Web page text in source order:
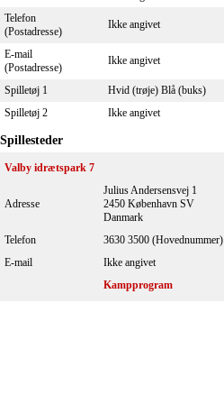
Telefon
(Postadresse)
Ikke angivet
E-mail
(Postadresse)
Ikke angivet
Spilletøj 1
Hvid (trøje) Blå (buks)
Spilletøj 2
Ikke angivet
Spillesteder
Valby idrætspark 7
Adresse
Julius Andersensvej 1
2450 København SV
Danmark
Telefon
3630 3500 (Hovednummer)
E-mail
Ikke angivet
Kampprogram